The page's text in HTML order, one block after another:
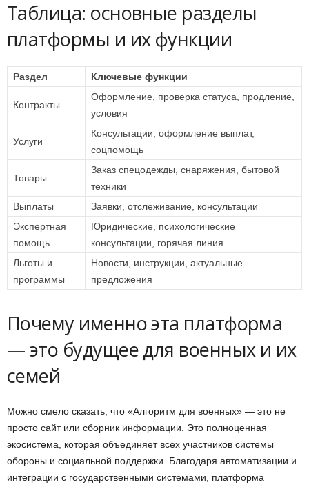
Таблица: основные разделы
платформы и их функции
Раздел Ключевые функции
Контракты
Оформление, проверка статуса, продление,
условия
Услуги
Консультации, оформление выплат,
соцпомощь
Товары
Заказ спецодежды, снаряжения, бытовой
техники
Выплаты
Заявки, отслеживание, консультации
Экспертная
помощь
Юридические, психологические
консультации, горячая линия
Льготы и
программы
Новости, инструкции, актуальные
предложения
Почему именно эта платформа
— это будущее для военных и их
семей
Можно смело сказать, что «Алгоритм для военных» — это не
просто сайт или сборник информации. Это полноценная
экосистема, которая объединяет всех участников системы
обороны и социальной поддержки. Благодаря автоматизации и
интеграции с государственными системами, платформа